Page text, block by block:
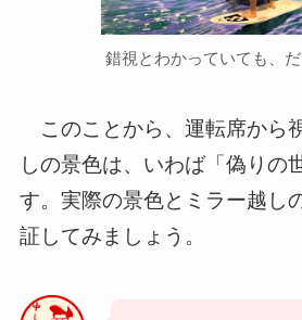
錯視とわかっていても、だ
このことから、運転席から
しの景色は、いわば「偽りの
す。実際の景色とミラー越し
証してみましょう。